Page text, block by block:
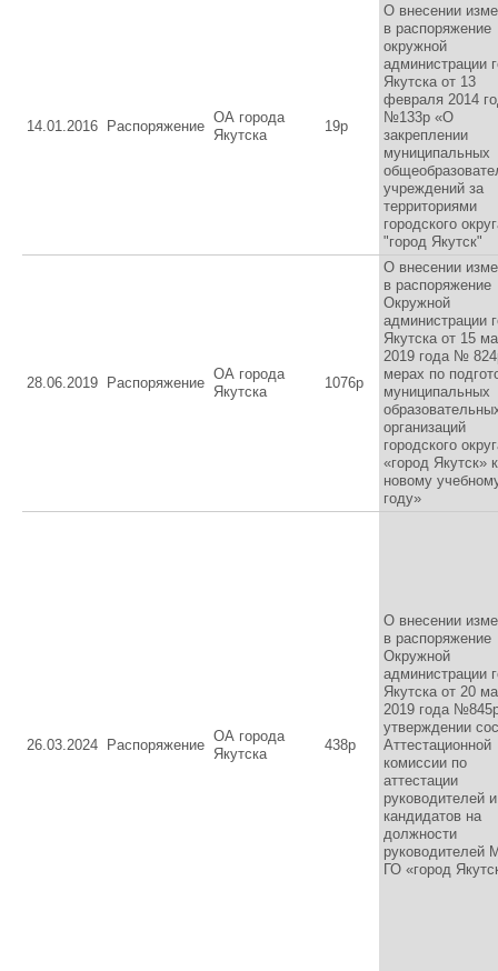
14.01.2016 Распоряжение
ОА города
Якутска
19р
О внесении
в распоряжение
окружной
администрации
Якутска от 13
февраля 2014
№133р «О
закреплении
муниципальных
учреждений за
территориями
городского
"город Якутск"
28.06.2019 Распоряжение
ОА города
Якутска
1076р
О внесении
в распоряжение
Окружной
администрации
Якутска от 15
2019 года №
мерах по
муниципальных
организаций
городского
«город Якутск» к
новому
году»
26.03.2024 Распоряжение
ОА города
Якутска
438р
О внесении
в распоряжение
Окружной
администрации
Якутска от 20
2019 года
утверждении
Аттестационной
комиссии по
аттестации
руководителей и
кандидатов на
должности
руководителей
ГО «город